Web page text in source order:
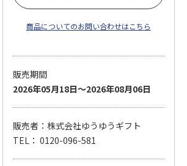
商品についてのお問い合わせはこちら
販売期間
2026年05月18日～2026年08月06日
販売者：株式会社ゆうゆうギフト
TEL： 0120-096-581